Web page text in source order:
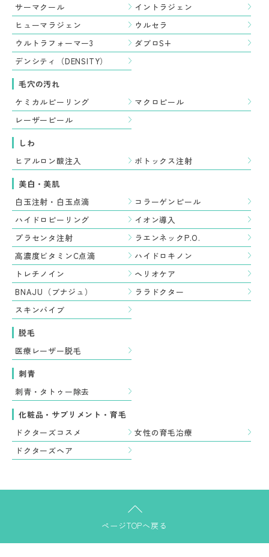
サーマクール
イントラジェン
ヒューマラジェン
ウルセラ
ウルトラフォーマー3
ダブロS+
デンシティ（DENSITY）
毛穴の汚れ
ケミカルピーリング
マクロピール
レーザーピール
しわ
ヒアルロン酸注入
ボトックス注射
美白・美肌
白玉注射・白玉点滴
コラーゲンピール
ハイドロピーリング
イオン導入
プラセンタ注射
ラエンネックP.O.
高濃度ビタミンC点滴
ハイドロキノン
トレチノイン
ヘリオケア
BNAJU（ブナジュ）
ララドクター
スキンバイブ
脱毛
医療レーザー脱毛
刺青
刺青・タトゥー除去
化粧品・サプリメント・育毛
ドクターズコスメ
女性の育毛治療
ドクターズヘア
ページTOPへ戻る